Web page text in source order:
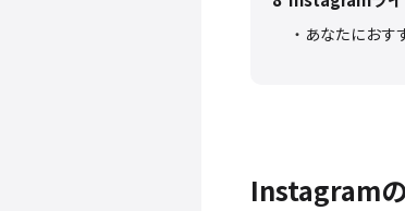
あなたにおす
Instagram